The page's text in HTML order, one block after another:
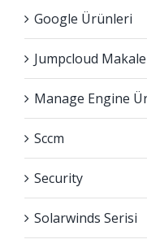
Google Ürünleri
Jumpcloud
Manage Engine
Sccm
Security
Solarwinds Serisi